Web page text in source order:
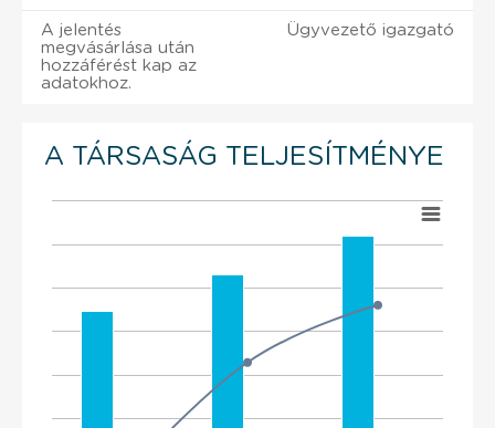
A jelentés
megvásárlása után
hozzáférést kap az
adatokhoz.
Ügyvezető igazgató
A TÁRSASÁG TELJESÍTMÉNYE